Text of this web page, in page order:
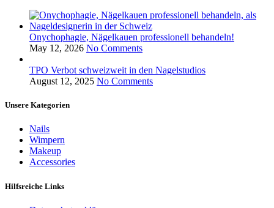
Onychophagie, Nägelkauen professionell behandeln!
May 12, 2026 No Comments
TPO Verbot schweizweit in den Nagelstudios
August 12, 2025 No Comments
Unsere Kategorien
Nails
Wimpern
Makeup
Accessories
Hilfsreiche Links